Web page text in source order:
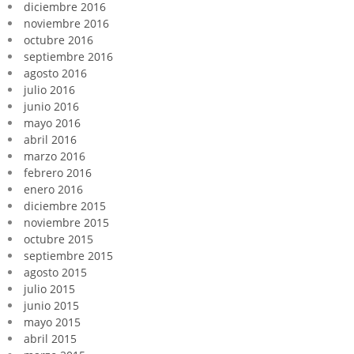
diciembre 2016
noviembre 2016
octubre 2016
septiembre 2016
agosto 2016
julio 2016
junio 2016
mayo 2016
abril 2016
marzo 2016
febrero 2016
enero 2016
diciembre 2015
noviembre 2015
octubre 2015
septiembre 2015
agosto 2015
julio 2015
junio 2015
mayo 2015
abril 2015